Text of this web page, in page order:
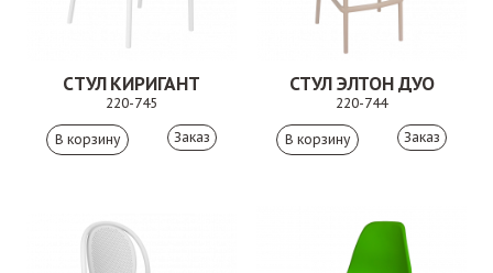
СТУЛ КИРИГАНТ
220-745
Заказ
СТУЛ ЭЛТОН ДУО
220-744
Заказ